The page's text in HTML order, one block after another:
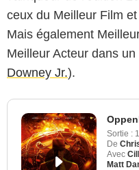
ceux du Meilleur Film
Mais également
Meilleur Acteur dans
Downey Jr.).
Sortie :
De
Avec
Matt